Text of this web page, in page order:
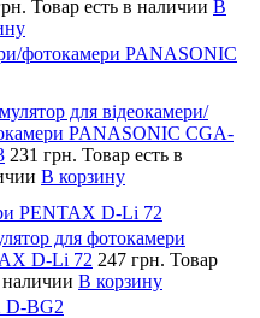
Товар есть в наличии В
фотокамери PANASONIC
для відеокамери/
PANASONIC CGA-
231 грн. Товар есть в
В корзину
PENTAX D-Li 72
для фотокамери
D-Li 72 247 грн. Товар
наличии В корзину
D-BG2